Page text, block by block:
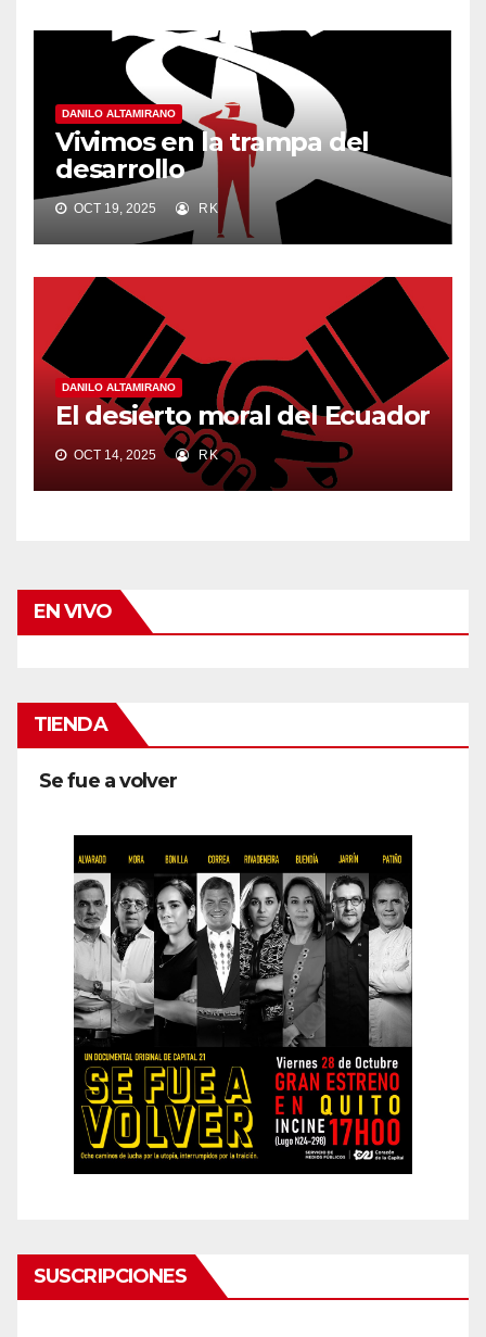
DANILO ALTAMIRANO
Vivimos en la trampa del
desarrollo
OCT 19, 2025 RK
DANILO ALTAMIRANO
El desierto moral del Ecuador
OCT 14, 2025 RK
EN VIVO
TIENDA
Se fue a volver
SUSCRIPCIONES